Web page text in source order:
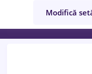
Modifică